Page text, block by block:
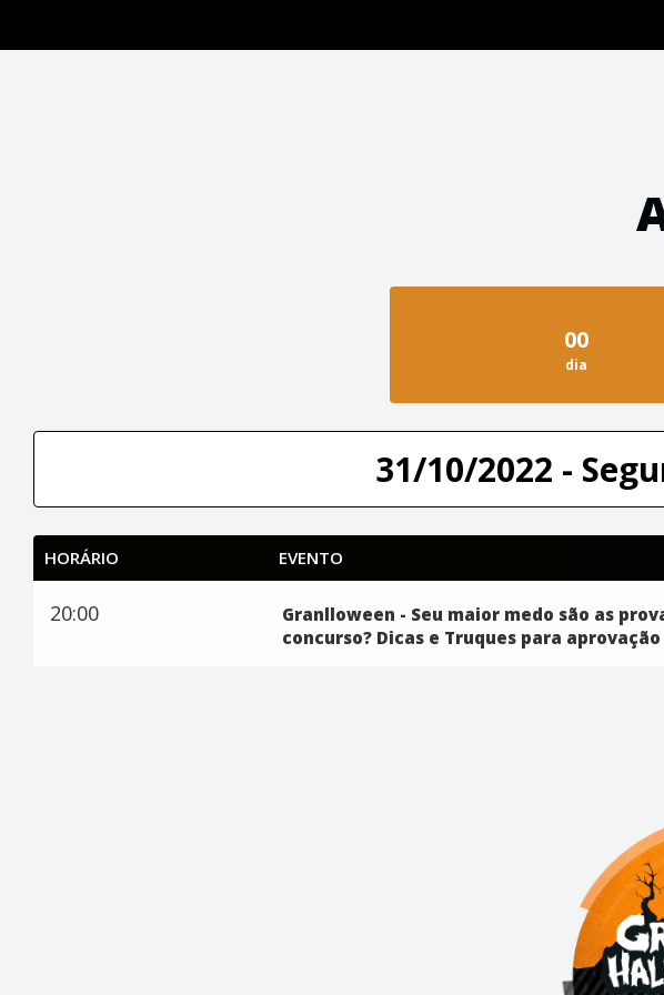
00
dia
31/10/2022 -
HORÁRIO EVENTO
20:00
Granlloween - Seu maior medo são as
concurso? Dicas e Truques para aprovação